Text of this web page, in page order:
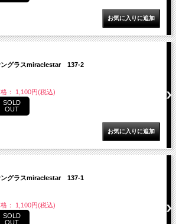
ングラスmiraclestar 137-2
： 1,100円(税込)
SOLD
OUT
ングラスmiraclestar 137-1
： 1,100円(税込)
SOLD
OUT